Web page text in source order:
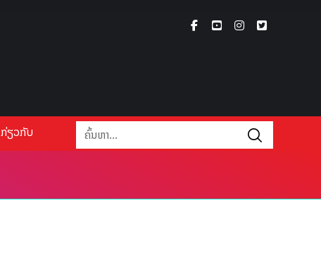
ກ່ຽວກັບ